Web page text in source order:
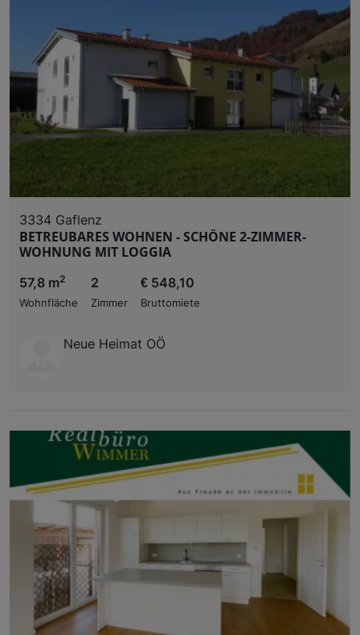
3334 Gaflenz
BETREUBARES WOHNEN - SCHÖNE 2-ZIMMER-
WOHNUNG MIT LOGGIA
57,8 m2
Wohnfläche
2
Zimmer
€ 548,10
Bruttomiete
Neue Heimat OÖ